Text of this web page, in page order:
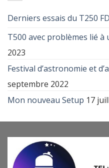
Derniers essais du T250
T500 avec problèmes lié à
2023
Festival d’astronomie et
septembre 2022
Mon nouveau Setup 17